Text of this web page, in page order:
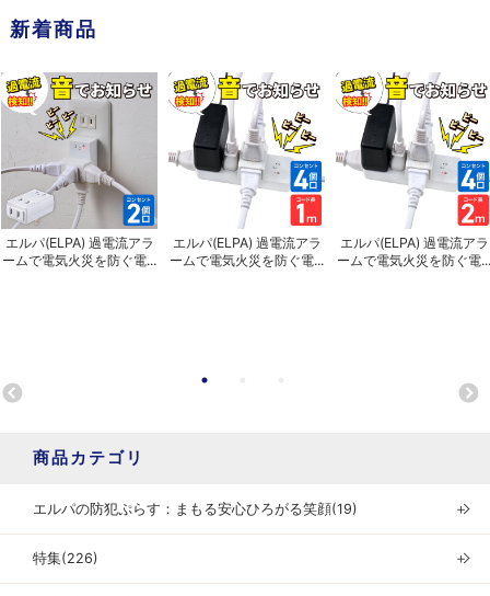
新着商品
エルパ(ELPA) 過電流アラ
ームで電気火災を防ぐ電...
エルパ(ELPA) 過電流アラ
ームで電気火災を防ぐ電...
エルパ(ELPA) 過電流アラ
ームで電気火災を防ぐ電
商品カテゴリ
エルパの防犯ぷらす：まもる安心ひろがる笑顔(19) ＋
特集(226) ＋